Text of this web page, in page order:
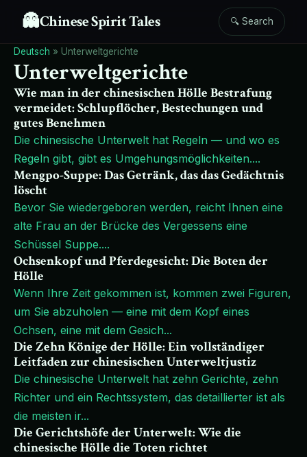
👻Chinese Spirit Tales 🔍 Search
Deutsch » Unterweltgerichte
Unterweltgerichte
Wie man in der chinesischen Hölle Bestrafung
vermeidet: Schlupflöcher, Bestechungen und
gutes Benehmen
Die chinesische Unterwelt hat Regeln — und wo es
Regeln gibt, gibt es Umgehungsmöglichkeiten....
Mengpo-Suppe: Das Getränk, das das Gedächtnis
löscht
Bevor Sie wiedergeboren werden, reicht Ihnen eine
alte Frau an der Brücke des Vergessens eine
Schüssel Suppe....
Ochsenkopf und Pferdegesicht: Die Boten der
Hölle
Wenn Ihre Zeit gekommen ist, kommen zwei Figuren,
um Sie abzuholen — eine mit dem Kopf eines
Ochsen, eine mit dem Gesich...
Die Zehn Könige der Hölle: Ein vollständiger
Leitfaden zur chinesischen Unterweltjustiz
Die chinesische Unterwelt hat zehn Gerichte, zehn
Richter und ein Rechtssystem, das detaillierter ist als
die meisten ir...
Die Gerichtshöfe der Unterwelt: Wie die
chinesische Hölle die Toten richtet